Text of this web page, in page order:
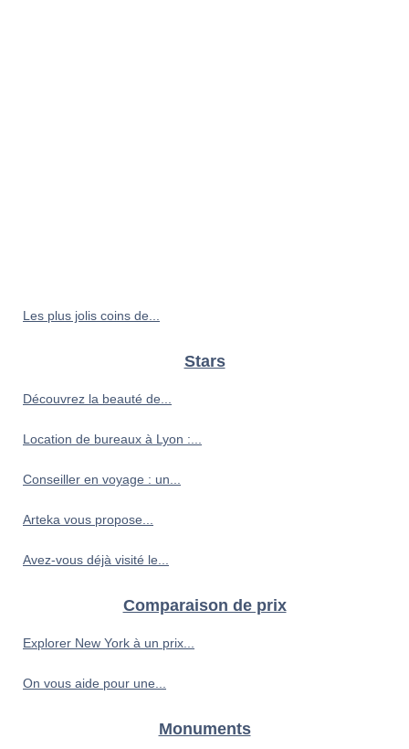
Les plus jolis coins de...
Stars
Découvrez la beauté de...
Location de bureaux à Lyon :...
Conseiller en voyage : un...
Arteka vous propose...
Avez-vous déjà visité le...
Comparaison de prix
Explorer New York à un prix...
On vous aide pour une...
Monuments